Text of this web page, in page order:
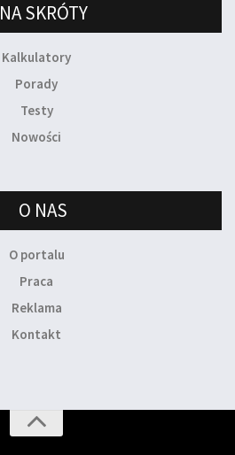
NA SKRÓTY
Kalkulatory
Porady
Testy
Nowości
O NAS
O portalu
Praca
Reklama
Kontakt